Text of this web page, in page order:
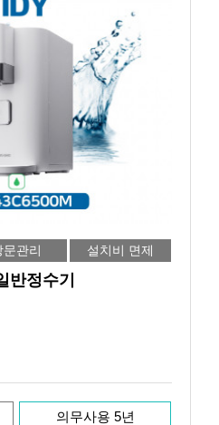
문관리 설치비 면제
반정수기
의무사용 5년